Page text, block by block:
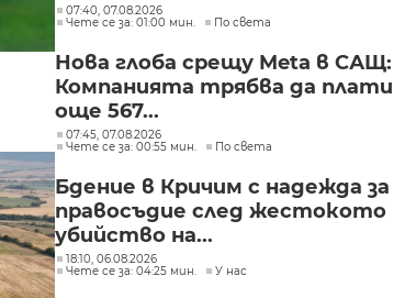
07:40, 07.08.2026
Чете се за: 01:00 мин.
По света
Нова глоба срещу Meta в САЩ:
Компанията трябва да плати
още 567...
07:45, 07.08.2026
Чете се за: 00:55 мин.
По света
Бдение в Кричим с надежда за
правосъдие след жестокото
убийство на...
18:10, 06.08.2026
Чете се за: 04:25 мин.
У нас